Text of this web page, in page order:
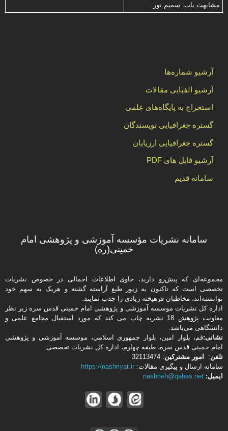
مشابهت ياب: سميم نور
آرشیو شماره‌ها
آرشیو الفبایی مقالات
استخراج به پایگاه‌های علمی
گستره جغرافیایی نویسندگان
گستره جغرافیایی ارزیابان
آرشیو فایل های PDF
سامانه قدیم
سامانه نشریات مؤسسه آموزشی و پژوهشی امام
خمینی(ره)
مجموعه‌ای که پیش‌رو دارید،‌ حاوی اطلاعات اجمالی در خصوص نشریات
تخصصی است که تاکنون به زیور طبع آراسته گشته و هریک به سهم خود
توانسته‌اند، مخاطبان فرهیخته‌ زیادی را جذب نمایند.
اداره كل نشریات موسسه آموزشی و پژوهشی امام خمینی قدس سره زیر نظر
معاونت پژوهش 18 نشریه چاپ می کند که مورد استقبال مجامع علمی و
دانشگاهی می‌باشد.
نشانی:قم، بلوار امین، بلوار جمهوری اسلامی، موسسه آموزشی و پژوهشی
امام خمینی قدس سره، طبقه چهارم، اداره كل نشریات تخصصی.
تلفن: امور مشتركین: 32113474
سامانه ارسال و پیگیری مقالات: https://nashriyat.ir
ایمیل: nashrieh@qabas.net